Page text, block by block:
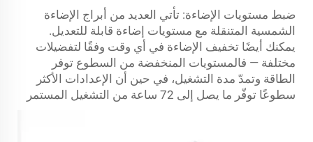
ضبط مستويات الإضاءة: تأتي العديد من أبراج الإضاءة
الشمسية المتنقلة مع مستويات إضاءة قابلة للتعديل.
يمكنك أيضًا تخفيف الإضاءة في أي وقت وفقًا لتفضيلات
مختلفة — فالمستويات المنخفضة من السطوع توفر
الطاقة وتمدّ مدة التشغيل، في حين أن الإعدادات الأكثر
سطوعًا توفّر ما يصل إلى 72 ساعة من التشغيل المستمر